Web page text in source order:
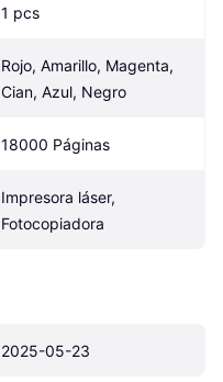
1 pcs
Rojo, Amarillo, Magenta,
Cian, Azul, Negro
18000 Páginas
Impresora láser,
Fotocopiadora
2025-05-23